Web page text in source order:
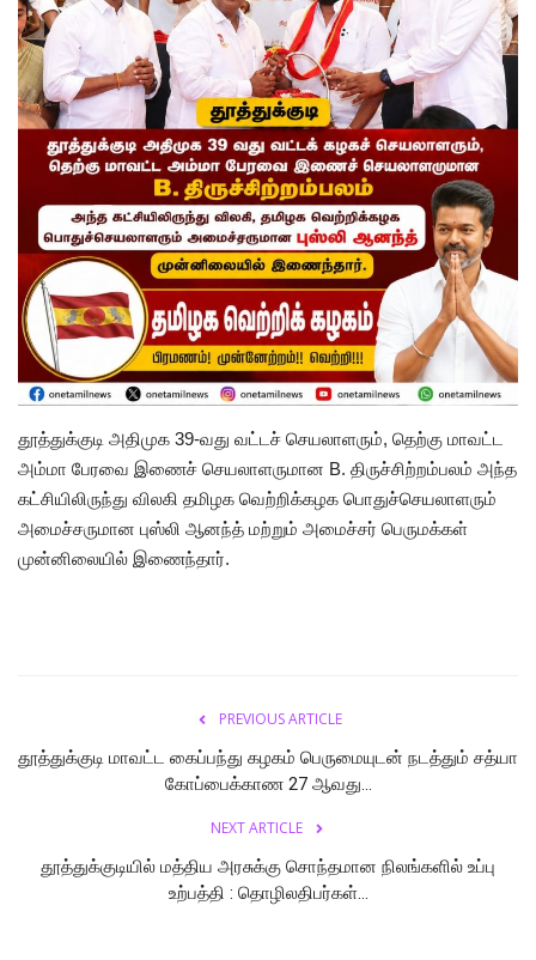
தூத்துக்குடி அதிமுக 39-வது வட்டச் செயலாளரும், தெற்கு மாவட்ட
அம்மா பேரவை இணைச் செயலாளருமான B. திருச்சிற்றம்பலம் அந்த
கட்சியிலிருந்து விலகி தமிழக வெற்றிக்கழக பொதுச்செயலாளரும்
அமைச்சருமான புஸ்லி ஆனந்த் மற்றும் அமைச்சர் பெருமக்கள்
முன்னிலையில் இணைந்தார்.
PREVIOUS ARTICLE
தூத்துக்குடி மாவட்ட கைப்பந்து கழகம் பெருமையுடன் நடத்தும் சத்யா
கோப்பைக்காண 27 ஆவது...
NEXT ARTICLE
தூத்துக்குடியில் மத்திய அரசுக்கு சொந்தமான நிலங்களில் உப்பு
உற்பத்தி : தொழிலதிபர்கள்...